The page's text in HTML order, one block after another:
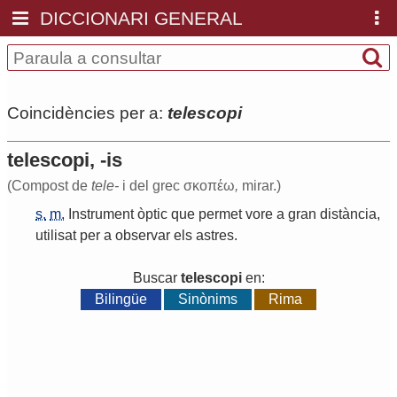
DICCIONARI GENERAL
Coincidències per a: telescopi
telescopi, -is
(Compost de tele- i del grec σκοπέω, mirar.)
s. m. Instrument òptic que permet vore a gran distància,
utilisat per a observar els astres.
Buscar telescopien:
Bilingüe
Sinònims Rima